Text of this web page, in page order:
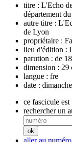
titre : L'Echo
département
autre titre :
de Lyon
propriétaire :
lieu d'édition :
parution : de
dimension : 29
langue : fre
date :
ce fascicule
rechercher un
aller au